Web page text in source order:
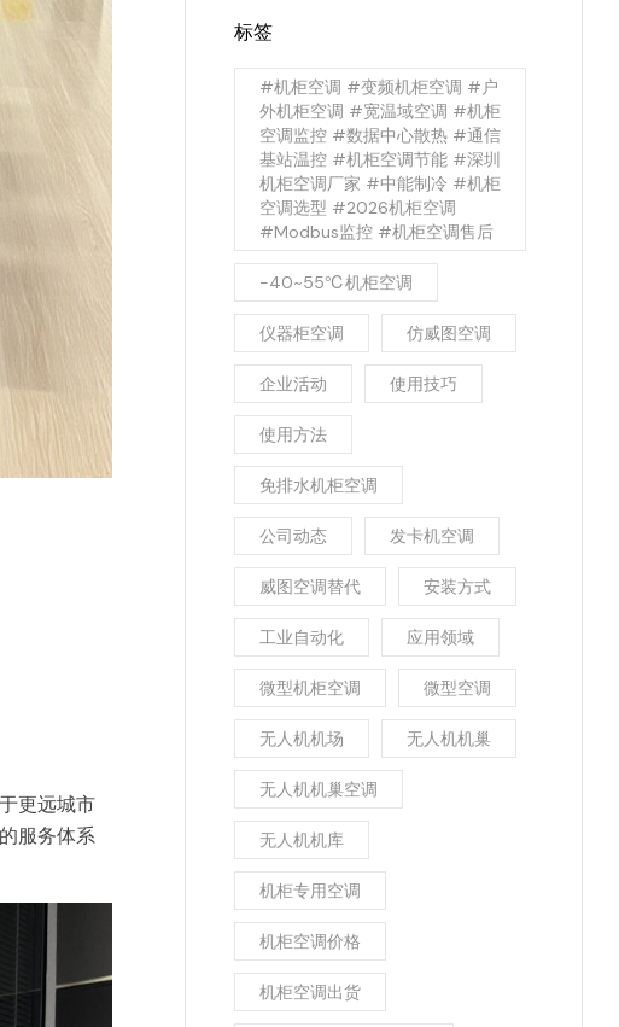
更远城市
服务体系
标签
#机柜空调 #变频机柜空调 #户
外机柜空调 #宽温域空调 #机柜
空调监控 #数据中心散热 #通信
基站温控 #机柜空调节能 #深圳
机柜空调厂家 #中能制冷 #机柜
空调选型 #2026机柜空调
#Modbus监控 #机柜空调售后
-40~55℃机柜空调
仪器柜空调 仿威图空调
企业活动 使用技巧
使用方法
免排水机柜空调
公司动态 发卡机空调
威图空调替代 安装方式
工业自动化 应用领域
微型机柜空调 微型空调
无人机机场 无人机机巢
无人机机巢空调
无人机机库
机柜专用空调
机柜空调价格
机柜空调出货